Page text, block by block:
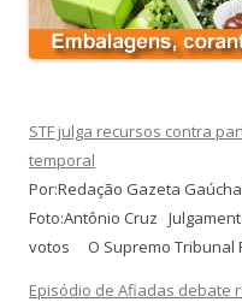
STF julga recursos contra
temporal
Por:Redação Gazeta
Foto:Antônio Cruz
votos O Supremo Tribunal
Episódio de Afiadas debate